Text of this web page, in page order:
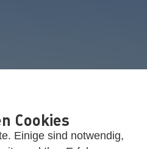
Cookies
Einige sind notwendig,